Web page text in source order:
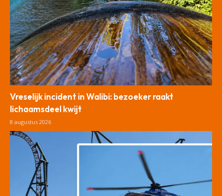
Vreselijk incident in Walibi: bezoeker raakt
lichaamsdeel kwijt
8 augustus 2026